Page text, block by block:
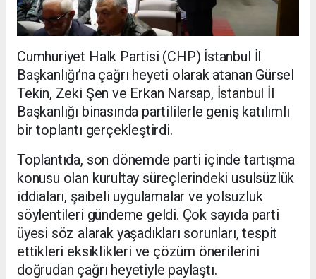
Cumhuriyet Halk Partisi (CHP) İstanbul İl
Başkanlığı’na çağrı heyeti olarak atanan Gürsel
Tekin, Zeki Şen ve Erkan Narsap, İstanbul İl
Başkanlığı binasında partililerle geniş katılımlı
bir toplantı gerçekleştirdi.
Toplantıda, son dönemde parti içinde tartışma
konusu olan kurultay süreçlerindeki usulsüzlük
iddiaları, şaibeli uygulamalar ve yolsuzluk
söylentileri gündeme geldi. Çok sayıda parti
üyesi söz alarak yaşadıkları sorunları, tespit
ettikleri eksiklikleri ve çözüm önerilerini
doğrudan çağrı heyetiyle paylaştı.